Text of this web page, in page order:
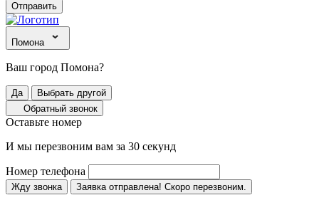
Отправить
Помона
Ваш город Помона?
Да
Выбрать другой
Обратный звонок
Оставьте номер
И мы перезвоним вам за 30 секунд
Номер телефона
Жду звонка Заявка отправлена! Скоро перезвоним.